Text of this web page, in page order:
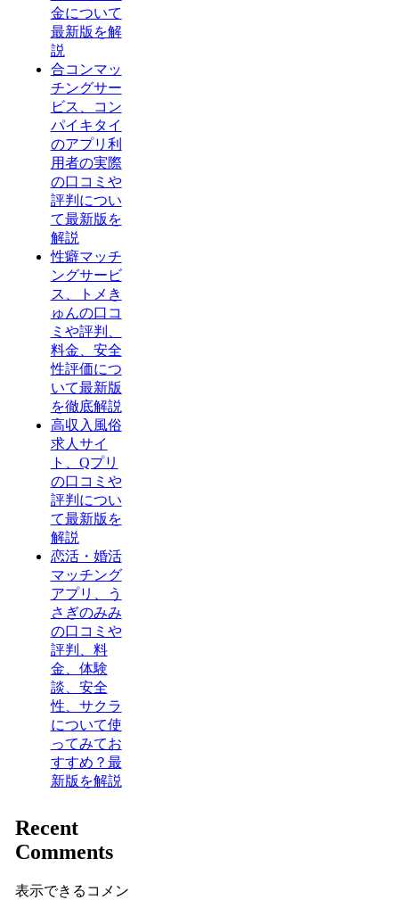
金について
最新版を解
説
合コンマッ
チングサー
ビス、コン
パイキタイ
のアプリ利
用者の実際
の口コミや
評判につい
て最新版を
解説
性癖マッチ
ングサービ
ス、トメき
ゅんの口コ
ミや評判、
料金、安全
性評価につ
いて最新版
を徹底解説
高収入風俗
求人サイ
ト、Qプリ
の口コミや
評判につい
て最新版を
解説
恋活・婚活
マッチング
アプリ、う
さぎのみみ
の口コミや
評判、料
金、体験
談、安全
性、サクラ
について使
ってみてお
すすめ？最
新版を解説
Recent
Comments
表示できるコメン